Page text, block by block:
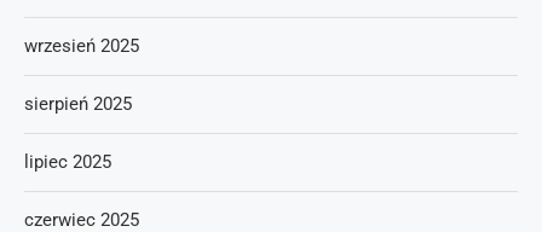
wrzesień 2025
sierpień 2025
lipiec 2025
czerwiec 2025